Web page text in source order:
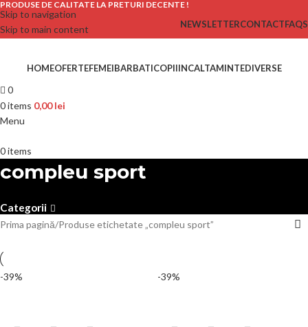
Skip to navigation
Skip to main content
PRODUSE DE CALITATE LA PRETURI DECENTE !
NEWSLETTERCONTACTFAQS
HOMEOFERTEFEMEIBARBATICOPIIINCALTAMINTEDIVERSE
0
0items 0,00lei
Menu
0items
compleu sport
Categorii
Prima pagină Produse etichetate „compleu sport”
-39% -39%